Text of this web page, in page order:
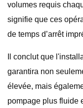
volumes requis
signifie que ces
de temps d’arrêt
Il conclut que
garantira non
élevée, mais
pompage plus fluide